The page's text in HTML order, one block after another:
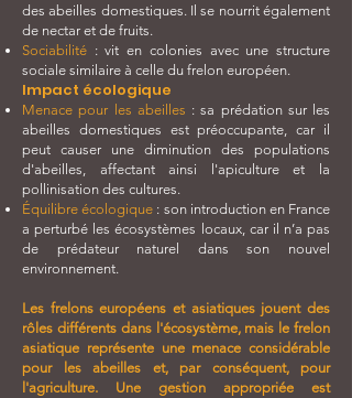
des abeilles domestiques. Il se nourrit également
de nectar et de fruits.
Sociabilité : vit en colonies avec une structure
sociale similaire à celle du frelon européen.
Impact écologique
Menace pour les abeilles : sa prédation sur les
abeilles domestiques est préoccupante, car il
peut causer une diminution des populations
d'abeilles, affectant ainsi l'apiculture et la
pollinisation des cultures.
Équilibre écologique : son introduction en France
a perturbé les écosystèmes locaux, car il n’a pas
de prédateur naturel dans son nouvel
environnement.
Les frelons européens et asiatiques jouent des
rôles différents dans l'écosystème, mais le frelon
asiatique représente une menace considérable
pour les abeilles et, par conséquent, pour
l'agriculture. Une gestion appropriée est